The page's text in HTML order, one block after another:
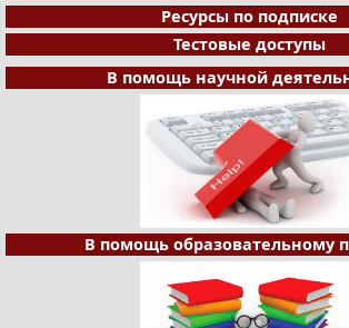
Ресурсы по подписке
Тестовые доступы
В помощь научной
В помощь образовательному